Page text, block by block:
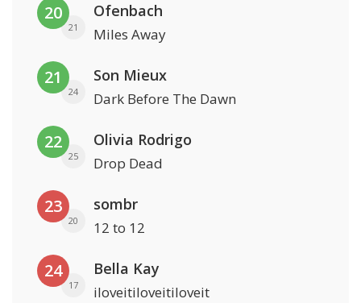
20
21
Ofenbach
Miles Away
21
24
Son Mieux
Dark Before The Dawn
22
25
Olivia Rodrigo
Drop Dead
23
20
sombr
12 to 12
24
17
Bella Kay
iloveitiloveitiloveit